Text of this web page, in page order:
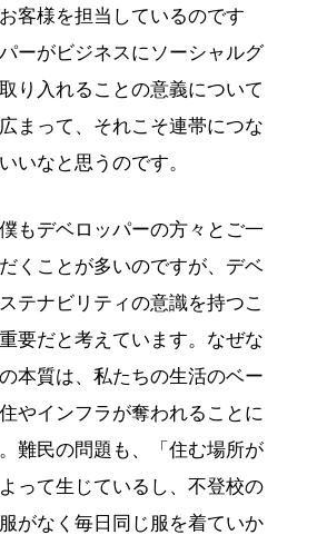
客様を担当しているのです
ーがビジネスにソーシャルグ
り入れることの意義について
まって、それこそ連帯につな
いなと思うのです。
僕もデベロッパーの方々とご一
くことが多いのですが、デベ
テナビリティの意識を持つこ
要だと考えています。なぜな
本質は、私たちの生活のベー
やインフラが奪われることに
難民の問題も、「住む場所が
って生じているし、不登校の
がなく毎日同じ服を着ていか